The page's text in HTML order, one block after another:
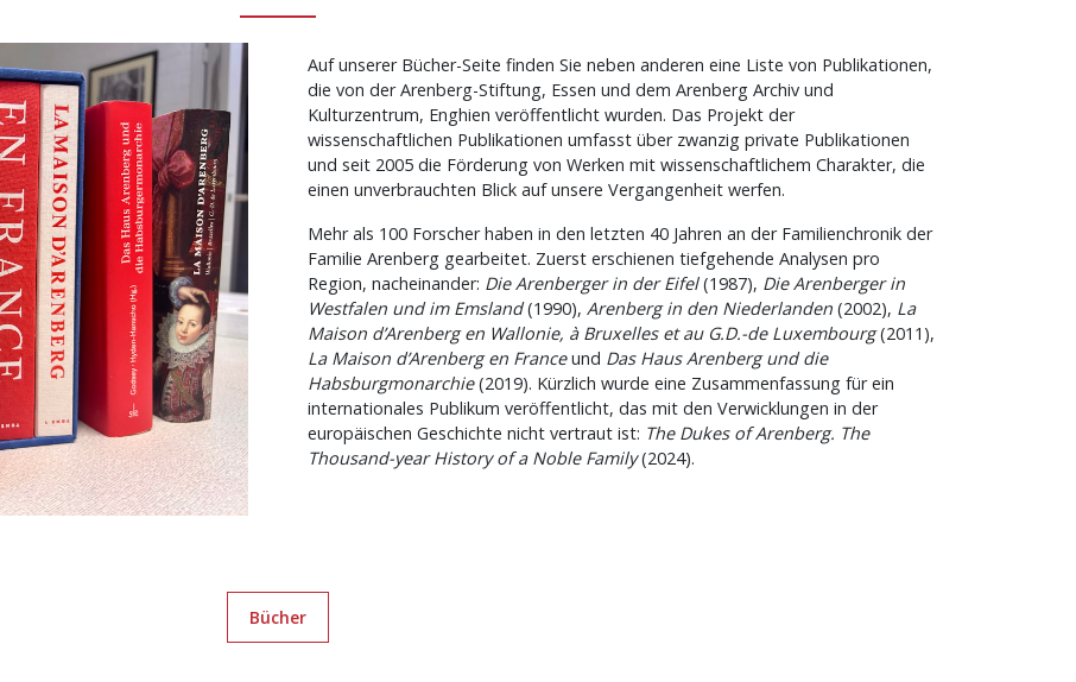
Auf unserer Bücher-Seite finden Sie neben anderen eine Liste von Publikationen,
die von der Arenberg-Stiftung, Essen und dem Arenberg Archiv und
Kulturzentrum, Enghien veröffentlicht wurden. Das Projekt der
wissenschaftlichen Publikationen umfasst über zwanzig private Publikationen
und seit 2005 die Förderung von Werken mit wissenschaftlichem Charakter, die
einen unverbrauchten Blick auf unsere Vergangenheit werfen.
Mehr als 100 Forscher haben in den letzten 40 Jahren an der Familienchronik der
Familie Arenberg gearbeitet. Zuerst erschienen tiefgehende Analysen pro
Region, nacheinander: Die Arenberger in der Eifel(1987), Die Arenberger in
Westfalen und im Emsland(1990), Arenberg in den Niederlanden (2002), La
Maison d’Arenberg en Wallonie, à Bruxelles et au G.D.-de Luxembourg(2011),
La Maison d’Arenberg en Franceund Das Haus Arenberg und die
Habsburgmonarchie(2019). Kürzlich wurde eine Zusammenfassung für ein
internationales Publikum veröffentlicht, das mit den Verwicklungen in der
europäischen Geschichte nicht vertraut ist: The Dukes of Arenberg. The
Thousand-year History of a Noble Family(2024).
Bücher